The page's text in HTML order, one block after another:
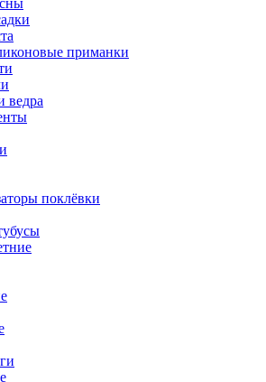
приманки
ведра
поклёвки